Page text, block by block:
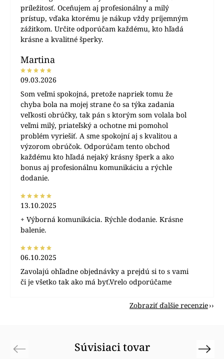
príležitosť. Oceňujem aj profesionálny a milý
prístup, vďaka ktorému je nákup vždy príjemným
zážitkom. Určite odporúčam každému, kto hľadá
krásne a kvalitné šperky.
Martina
09.03.2026
Som veľmi spokojná, pretože napriek tomu že
chyba bola na mojej strane čo sa týka zadania
veľkosti obrúčky, tak pán s ktorým som volala bol
veľmi milý, priateľský a ochotne mi pomohol
problém vyriešiť. A sme spokojní aj s kvalitou a
výzorom obrúčok. Odporúčam tento obchod
každému kto hľadá nejaký krásny šperk a ako
bonus aj profesionálnu komunikáciu a rýchle
dodanie.
13.10.2025
+ Výborná komunikácia. Rýchle dodanie. Krásne
balenie.
06.10.2025
Zavolajú ohľadne objednávky a prejdú si to s vami
či je všetko tak ako má byť.Vrelo odporúčame
Zobraziť ďalšie recenzie
Súvisiaci tovar
Previous Next